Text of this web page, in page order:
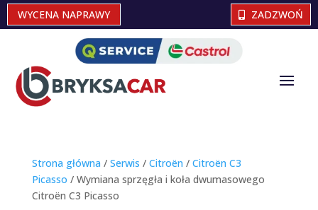
WYCENA NAPRAWY ZADZWOŃ
Strona główna / Serwis / Citroën / Citroën C3
Picasso / Wymiana sprzęgła i koła dwumasowego
Citroën C3 Picasso